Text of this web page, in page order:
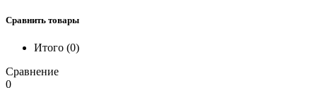
Сравнить товары
Итого (0)
Сравнение
0